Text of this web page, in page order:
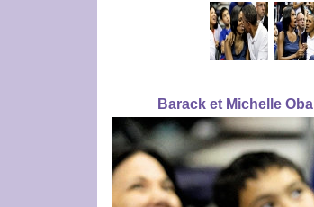
Barack et Michelle